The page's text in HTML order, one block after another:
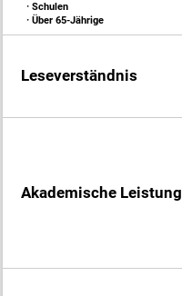
· Schulen
· Über 65-Jährige
Leseverständnis
Akademische Leistung